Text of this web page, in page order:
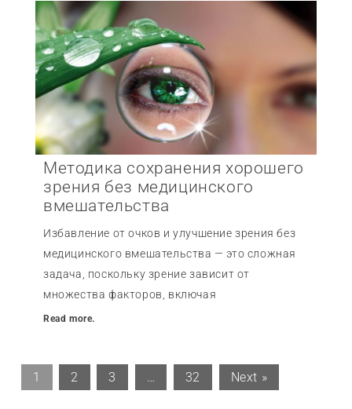
Методика сохранения хорошего
зрения без медицинского
вмешательства
Избавление от очков и улучшение зрения без
медицинского вмешательства — это сложная
задача, поскольку зрение зависит от
множества факторов, включая
Read more.
1 2 3 … 32 Next »